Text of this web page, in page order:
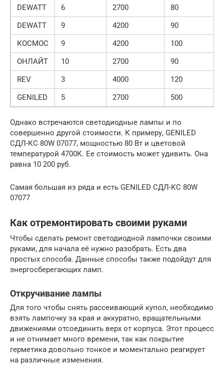
DEWATT 6 2700
80
DEWATT
9 4200
90
КОСМОС
9 4200
100
ОНЛАЙТ
10 2700
90
REV
3 4000
120
GENILED
5 2700 500
Однако встречаются светодиодные лампы и по
совершенно другой стоимости. К примеру, GENILED
СДЛ-КС 80W 07077, мощностью 80 Вт и цветовой
температурой 4700К. Ее стоимость может удивить. Она
равна 10 200 руб.
Самая большая из ряда и есть GENILED СДЛ-КС 80W
07077
Как отремонтировать своими руками
Чтобы сделать ремонт светодиодной лампочки своими
руками, для начала её нужно разобрать. Есть два
простых способа. Данные способы также подойдут для
энергосберегающих ламп.
Откручивание лампы
Для того чтобы снять рассеивающий купол, необходимо
взять лампочку за края и аккуратно, вращательными
движениями отсоединить верх от корпуса. Этот процесс
и не отнимает много времени, так как покрытие
герметика довольно тонкое и моментально реагирует
на различные изменения.